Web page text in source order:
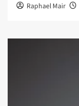
Raphael Mair